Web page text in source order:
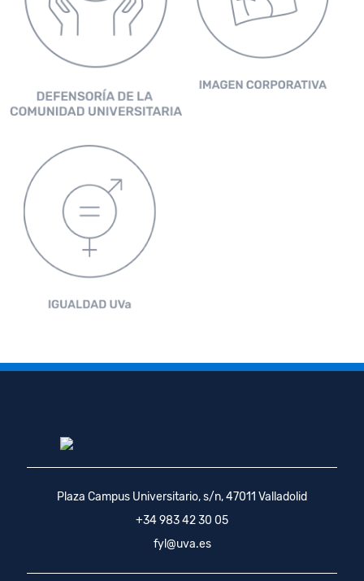
Plaza Campus Universitario, s/n, 47011 Valladolid
+34 983 42 30 05
fyl@uva.es